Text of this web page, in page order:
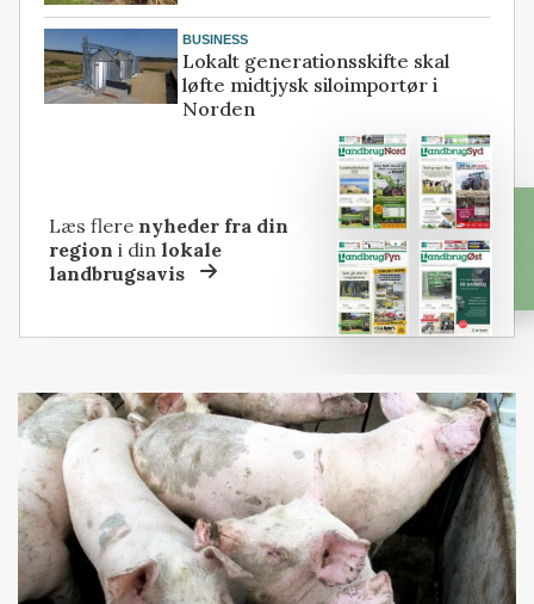
BUSINESS
Lokalt generationsskifte skal
løfte midtjysk siloimportør i
Norden
Læs flere nyheder fra din
region i dinlokale
landbrugsavis